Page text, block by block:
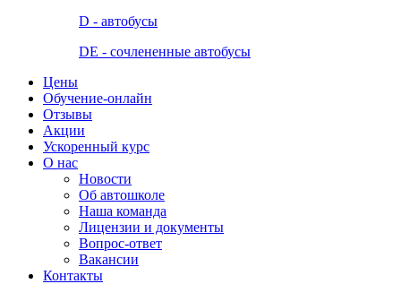
D - автобусы
DE - сочлененные автобусы
Цены
Обучение-онлайн
Отзывы
Акции
Ускоренный курс
О нас
Новости
Об автошколе
Наша команда
Лицензии и документы
Вопрос-ответ
Вакансии
Контакты